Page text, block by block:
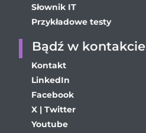
Słownik IT
Przykładowe testy
Bądź w kontakcie
Kontakt
LinkedIn
Facebook
X | Twitter
Youtube